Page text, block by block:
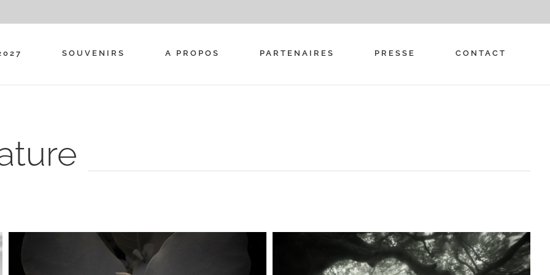
SOUVENIRS A PROPOS PARTENAIRES PRESSE CONTACT